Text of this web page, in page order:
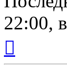
22:00,
началу